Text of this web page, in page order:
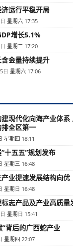
运行平稳开局
星期六 17:35
增长5.1%
星期二 17:20
金量持续提升
日 星期六 17:06
现代化向海产业体系
全区第一
星期四 18:11
十五五”规划发布
星期三 16:48
业提速发展结构向优
星期日 16:48
志产品及产业高质量
星期日 15:41
背后的广西蛇产业
星期四 22:07